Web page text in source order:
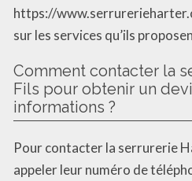
https://
sur les services qu’ils
Comment contacter la
Fils pour obtenir un
informations ?
Pour contacter la serrurerie
appeler leur numéro de